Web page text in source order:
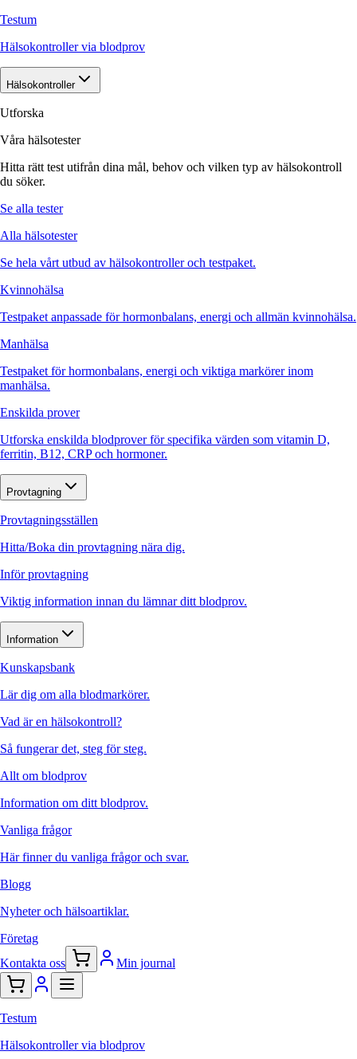
Testum
Hälsokontroller via blodprov
Hälsokontroller
Utforska
Våra hälsotester
Hitta rätt test utifrån dina mål, behov och vilken typ av hälsokontroll
du söker.
Se alla tester
Alla hälsotester
Se hela vårt utbud av hälsokontroller och testpaket.
Kvinnohälsa
Testpaket anpassade för hormonbalans, energi och allmän kvinnohälsa.
Manhälsa
Testpaket för hormonbalans, energi och viktiga markörer inom
manhälsa.
Enskilda prover
Utforska enskilda blodprover för specifika värden som vitamin D,
ferritin, B12, CRP och hormoner.
Provtagning
Provtagningsställen
Hitta/Boka din provtagning nära dig.
Inför provtagning
Viktig information innan du lämnar ditt blodprov.
Information
Kunskapsbank
Lär dig om alla blodmarkörer.
Vad är en hälsokontroll?
Så fungerar det, steg för steg.
Allt om blodprov
Information om ditt blodprov.
Vanliga frågor
Här finner du vanliga frågor och svar.
Blogg
Nyheter och hälsoartiklar.
Företag
Kontakta oss
Min journal
Testum
Hälsokontroller via blodprov